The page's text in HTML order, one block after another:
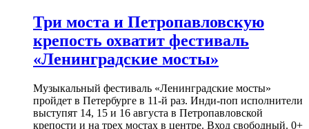
Три моста и Петропавловскую
крепость охватит фестиваль
«Ленинградские мосты»
Музыкальный фестиваль «Ленинградские мосты»
пройдет в Петербурге в 11-й раз. Инди-поп исполнители
выступят 14, 15 и 16 августа в Петропавловской
крепости и на трех мостах в центре. Вход свободный. 0+